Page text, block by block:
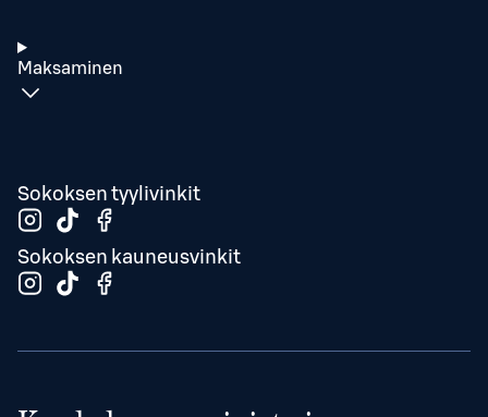
Maksaminen
Sokoksen tyylivinkit
Sokoksen kauneusvinkit